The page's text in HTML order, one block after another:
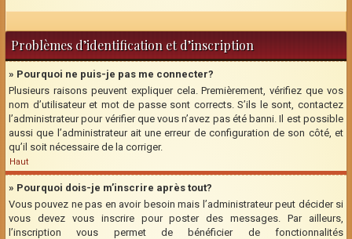
Problèmes d’identification et d’inscription
» Pourquoi ne puis-je pas me connecter?
Plusieurs raisons peuvent expliquer cela. Premièrement, vérifiez que vos
nom d’utilisateur et mot de passe sont corrects. S’ils le sont, contactez
l’administrateur pour vérifier que vous n’avez pas été banni. Il est possible
aussi que l’administrateur ait une erreur de configuration de son côté, et
qu’il soit nécessaire de la corriger.
Haut
» Pourquoi dois-je m’inscrire après tout?
Vous pouvez ne pas en avoir besoin mais l’administrateur peut décider si
vous devez vous inscrire pour poster des messages. Par ailleurs,
l’inscription vous permet de bénéficier de fonctionnalités